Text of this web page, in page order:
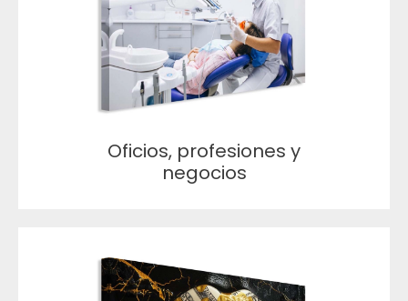
Oficios, profesiones y
negocios